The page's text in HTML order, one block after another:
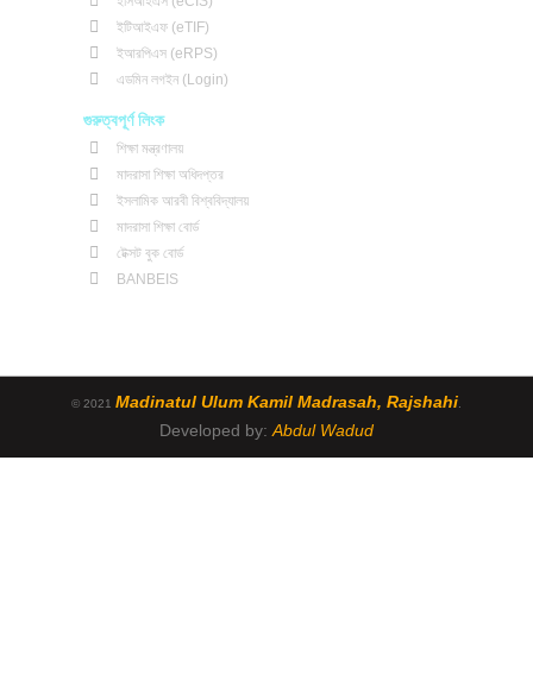
ইটিআইএফ (eTIF)
ইআরপিএস (eRPS)
এডমিন লগইন (Login)
গুরুত্বপূর্ণ লিংক
শিক্ষা মন্ত্রণালয়
মাদরাসা শিক্ষা অধিদপ্তর
ইসলামিক আরবী বিশ্ববিদ্যালয়
মাদরাসা শিক্ষা বোর্ড
টেক্সট বুক বোর্ড
BANBEIS
© 2021 Madinatul Ulum Kamil Madrasah, Rajshahi
Developed by: Abdul Wadud